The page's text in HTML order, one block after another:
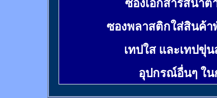
ซองเอกสารสีน้ำต
ซองพลาสติกใส่สินค้า
เทปใส และเทปขุ่
อุปกรณ์อื่นๆ ใ